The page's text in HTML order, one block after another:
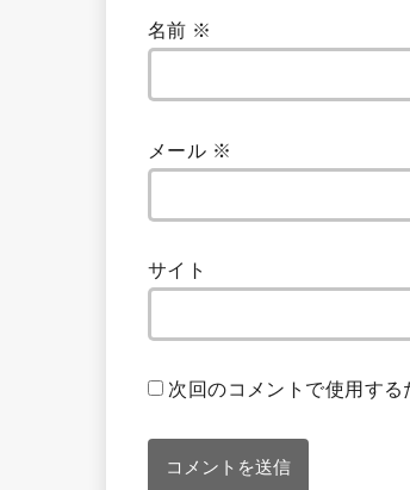
名前 ※
メール ※
サイト
次回のコメントで使用する